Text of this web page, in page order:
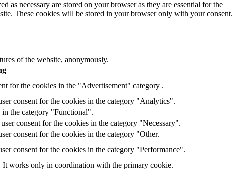
as necessary are stored on your browser as they are essential for the
These cookies will be stored in your browser only with your consent.
of the website, anonymously.
for the cookies in the "Advertisement" category .
consent for the cookies in the category "Analytics".
in the category "Functional".
consent for the cookies in the category "Necessary".
consent for the cookies in the category "Other.
consent for the cookies in the category "Performance".
It works only in coordination with the primary cookie.